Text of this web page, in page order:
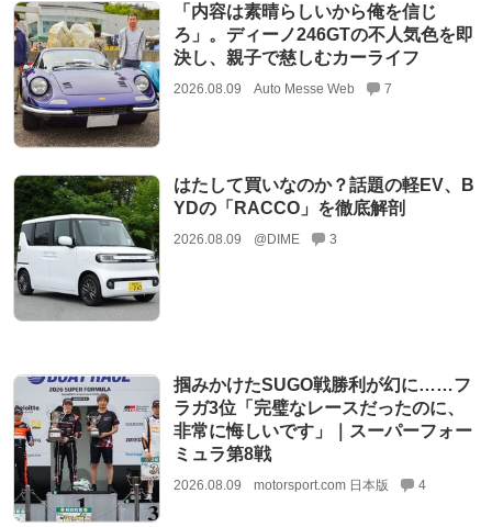
「内容は素晴らしいから俺を信じ
ろ」。ディーノ246GTの不人気色を即
決し、親子で慈しむカーライフ
2026.08.09 Auto Messe Web 7
はたして買いなのか？話題の軽EV、B
YDの「RACCO」を徹底解剖
2026.08.09 @DIME 3
掴みかけたSUGO戦勝利が幻に……フ
ラガ3位「完璧なレースだったのに、
非常に悔しいです」｜スーパーフォー
ミュラ第8戦
2026.08.09 motorsport.com 日本版 4